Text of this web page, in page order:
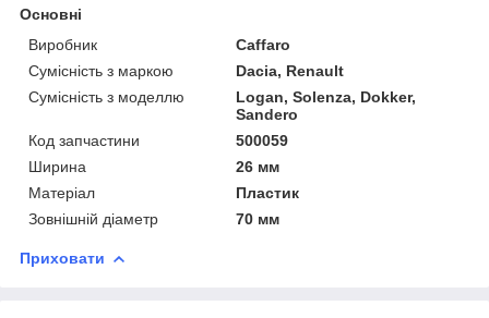
Основні
Виробник
Caffaro
Сумісність з маркою
Dacia, Renault
Сумісність з моделлю
Logan, Solenza, Dokker,
Sandero
Код запчастини
500059
Ширина
26 мм
Матеріал
Пластик
Зовнішній діаметр
70 мм
Приховати